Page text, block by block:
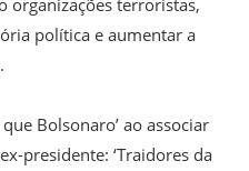
política e aumentar a
Bolsonaro’ ao associar
presidente: ‘Traidores da